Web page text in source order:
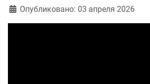
Информация о материале
Опубликовано: 03 апреля 2026